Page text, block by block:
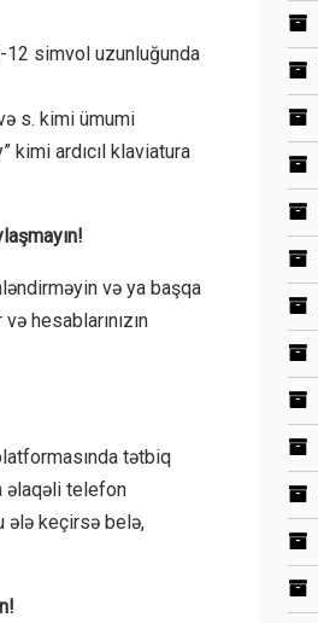
12 simvol uzunluğunda
s. kimi ümumi
kimi ardıcıl klaviatura
və ya başqa
hesablarınızın
tətbiq
əlaqəli telefon
ələ keçirsə belə,